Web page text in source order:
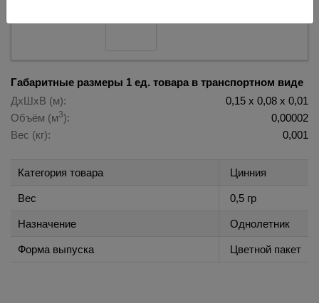
Габаритные размеры 1 ед. товара в транспортном виде
ДхШхВ (м):
0,15 х 0,08 х 0,01
Объём (м3):
0,00002
Вес (кг):
0,001
Категория товара Цинния
Вес 0,5 гр
Назначение Однолетник
Форма выпуска Цветной пакет